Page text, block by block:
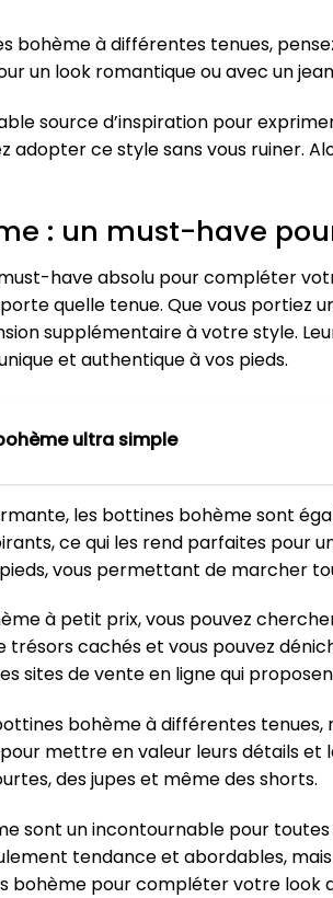
bohème à différentes tenues,
un look romantique ou avec un
source d’inspiration pour
adopter ce style sans vous ruiner.
: un must-have
have absolu pour compléter
quelle tenue. Que vous portiez
supplémentaire à votre style.
et authentique à vos pieds.
ultra simple
les bottines bohème sont
ce qui les rend parfaites pour
vous permettant de marcher
à petit prix, vous pouvez
cachés et vous pouvez
sites de vente en ligne qui
bohème à différentes
mettre en valeur leurs détails et
des jupes et même des shorts.
sont un incontournable pour
tendance et abordables,
bohème pour compléter votre look